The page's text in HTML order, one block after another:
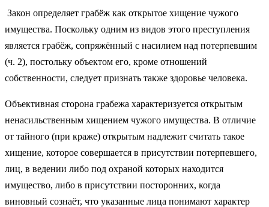
Закон определяет грабёж как открытое хищение чужого
имущества. Поскольку одним из видов этого преступления
является грабёж, сопряжённый с насилием над потерпевшим
(ч. 2), постольку объектом его, кроме отношений
собственности, следует признать также здоровье человека.
Объективная сторона грабежа характеризуется открытым
ненасильственным хищением чужого имущества. В отличие
от тайного (при краже) открытым надлежит считать такое
хищение, которое совершается в присутствии потерпевшего,
лиц, в ведении либо под охраной которых находится
имущество, либо в присутствии посторонних, когда
виновный сознаёт, что указанные лица понимают характер